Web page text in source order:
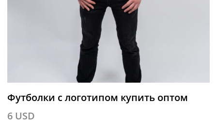
Футболки с логотипом купить оптом
6 USD